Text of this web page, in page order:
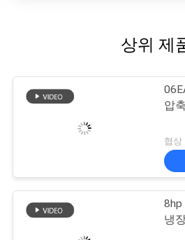
상위 제
압
협상
8hp
냉